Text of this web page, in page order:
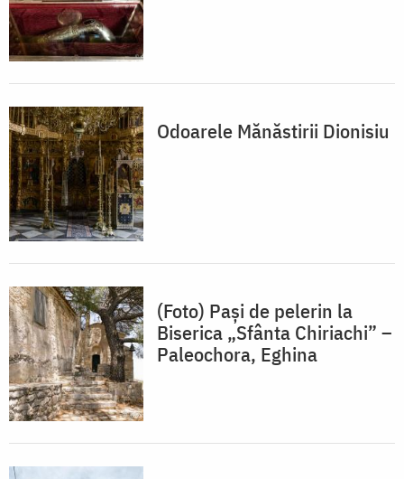
Odoarele Mănăstirii Dionisiu
(Foto) Pași de pelerin la
Biserica „Sfânta Chiriachi” –
Paleochora, Eghina